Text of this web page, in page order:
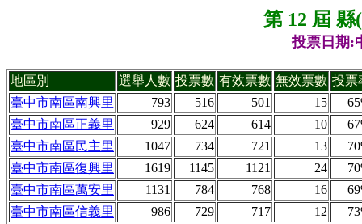
第 12 屆
投票日期:
地區別 選舉人數 投票數 有效票數 無效票數 投票
臺中市南區南興里
793 516 501 15
臺中市南區正義里
929 624 614 10
臺中市南區民主里
1047 734 721 13
臺中市南區復興里
1619 1145 1121 24
臺中市南區萬安里
1131 784 768 16
臺中市南區信義里
986 729 717 12